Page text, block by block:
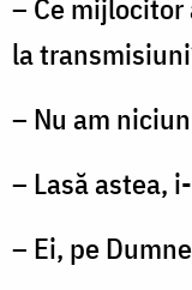
– Ce
la
– Nu am
– Lasă astea,
– Ei, pe